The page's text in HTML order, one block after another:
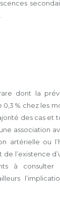
dont la
% chez les
des cas
association
artérielle ou
l’existence
à consulter